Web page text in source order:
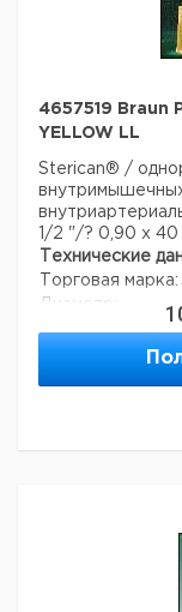
4657519 Braun
YELLOW LL
Sterican® /
1/2 "/? 0,90 x
Технические
Торговая марка:
Диаметр:
Страна